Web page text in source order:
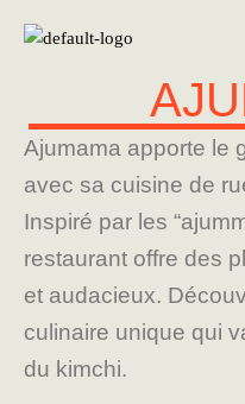
Ajumama apporte le
avec sa cuisine de
Inspiré par les
restaurant offre des
et audacieux.
culinaire unique qui
du kimchi.